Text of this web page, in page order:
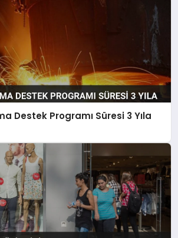
Destek Programı Süresi 3 Yıla